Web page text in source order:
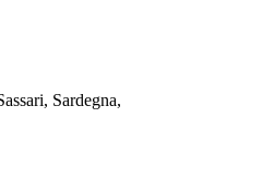
Sardegna,